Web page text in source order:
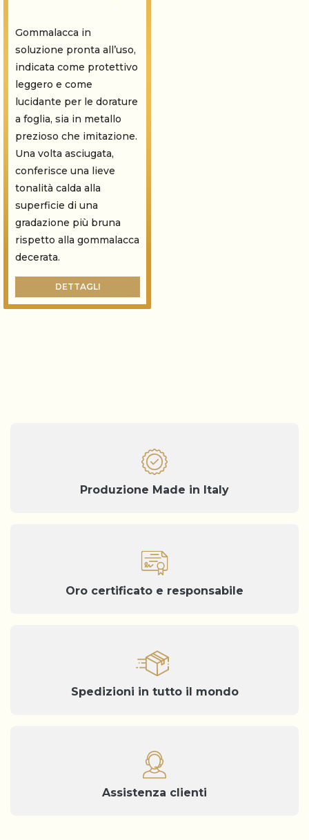
Gommalacca in
soluzione pronta all’uso,
indicata come protettivo
leggero e come
lucidante per le dorature
a foglia, sia in metallo
prezioso che imitazione.
Una volta asciugata,
conferisce una lieve
tonalità calda alla
superficie di una
gradazione più bruna
rispetto alla gommalacca
decerata.
DETTAGLI
Produzione Made in Italy
Oro certificato e responsabile
Spedizioni in tutto il mondo
Assistenza clienti